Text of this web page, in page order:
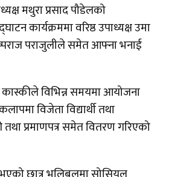
मथुरा प्रसाद पौडेलको
कार्यक्रममा वरिष्ठ उपाध्यक्ष उमा
पराजुलीले समेत आफ्ना भनाई
विभिन्न समयमा आयोजना
विजेता विद्यार्थी तथा
तथा प्रमाणपत्र समेत वितरण गरिएको